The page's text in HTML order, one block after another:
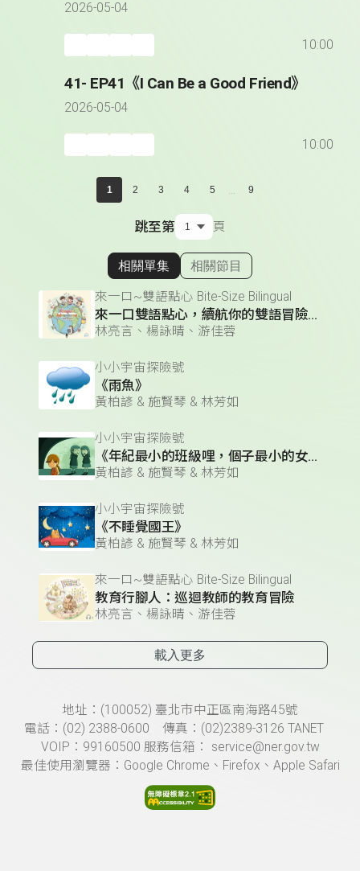
2026-05-04
10:00
41- EP41《I Can Be a Good Friend》
2026-05-04
10:00
1 2 3 4 5 ... 9
跳至第 頁
顯示相關單集
相關單集 相關節目
來一口~雙語點心 Bite-Size Bilingual
來一口雙語點心，續航你的雙語冒險，邊聽邊學！
林亮言、楊詠晴、游佳蓉
小小宇宙探險號
《雨魚》
黃柏諺 & 施賢琴 & 林芳如
小小宇宙探險號
《年紀最小的班級哩，個子最小的女孩》
黃柏諺 & 施賢琴 & 林芳如
小小宇宙探險號
《不睡覺國王》
黃柏諺 & 施賢琴 & 林芳如
來一口~雙語點心 Bite-Size Bilingual
教育行腳人：巡迴教師的教育冒險
林亮言、楊詠晴、游佳蓉
載入更多
頁尾資訊地址：(100052) 臺北市中正區南海路45號
電話：(02) 2388-0600 傳真：(02)2389-3126 TANET
VOIP：99160500 服務信箱： service@ner.gov.tw
最佳使用瀏覽器：Google Chrome、Firefox、Apple Safari